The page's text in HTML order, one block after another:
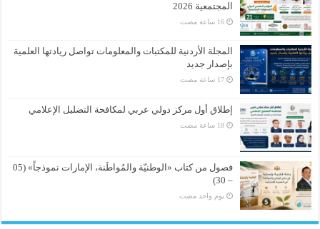
المجتمعية 2026
المجلة الأردنية للمكتبات والمعلومات تواصل ريادتها العلمية
بإصدار جديد
إطلاق أول مركز دولي عربي لمكافحة التضليل الإعلامي
فصول من كتاب «الوطنيّة والمُواطَنة، الإمارات نموذجاً» (05
– 30)
‏يوم واحد مضت